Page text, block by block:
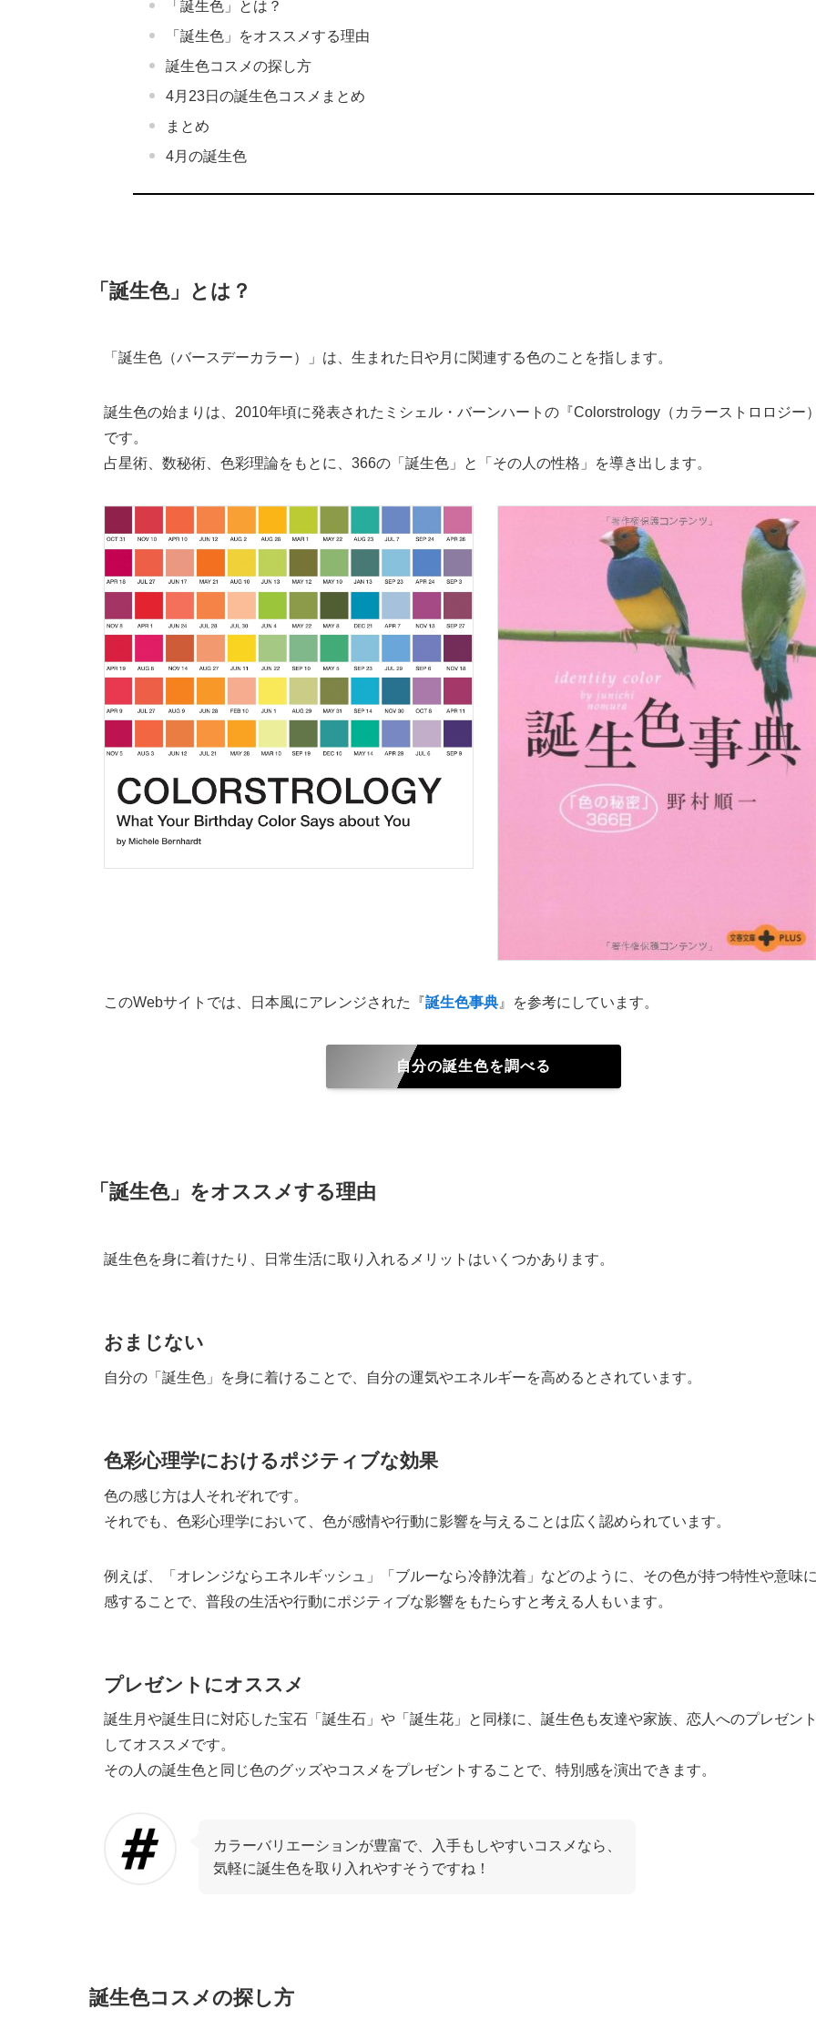
「誕生色」とは？
「誕生色」をオススメする理由
誕生色コスメの探し方
4月23日の誕生色コスメまとめ
まとめ
4月の誕生色
「誕生色」とは？
「誕生色（バースデーカラー）」は、生まれた日や月に関連する色のことを指します。
誕生色の始まりは、2010年頃に発表されたミシェル・バーンハートの『Colorstrology（カラーストロロジー
です。
占星術、数秘術、色彩理論をもとに、366の「誕生色」と「その人の性格」を導き出します。
このWebサイトでは、日本風にアレンジされた『誕生色事典 』を参考にしています。
自分の誕生色を調べる
「誕生色」をオススメする理由
誕生色を身に着けたり、日常生活に取り入れるメリットはいくつかあります。
おまじない
自分の「誕生色」を身に着けることで、自分の運気やエネルギーを高めるとされています。
色彩心理学におけるポジティブな効果
色の感じ方は人それぞれです。
それでも、色彩心理学において、色が感情や行動に影響を与えることは広く認められています。
例えば、「オレンジならエネルギッシュ」「ブルーなら冷静沈着」などのように、その色が持つ特性や意味
感することで、普段の生活や行動にポジティブな影響をもたらすと考える人もいます。
プレゼントにオススメ
誕生月や誕生日に対応した宝石「誕生石」や「誕生花」と同様に、誕生色も友達や家族、恋人へのプレゼン
してオススメです。
その人の誕生色と同じ色のグッズやコスメをプレゼントすることで、特別感を演出できます。
カラーバリエーションが豊富で、入手もしやすいコスメなら、
気軽に誕生色を取り入れやすそうですね！
誕生色コスメの探し方